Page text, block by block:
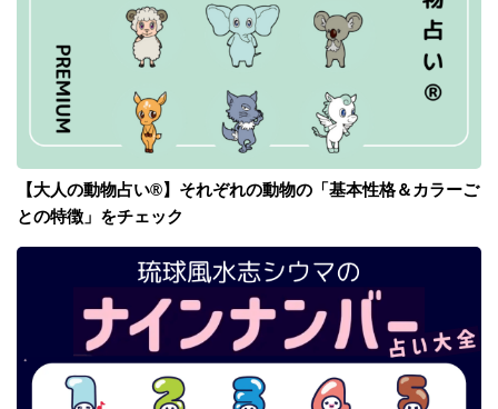
【大人の動物占い®】それぞれの動物の「基本性格＆カラーご
との特徴」をチェック